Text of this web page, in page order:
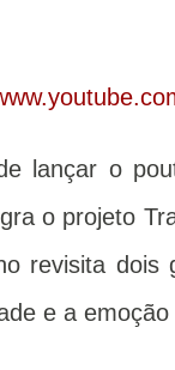
lançar o
o projeto
revisita dois
e a